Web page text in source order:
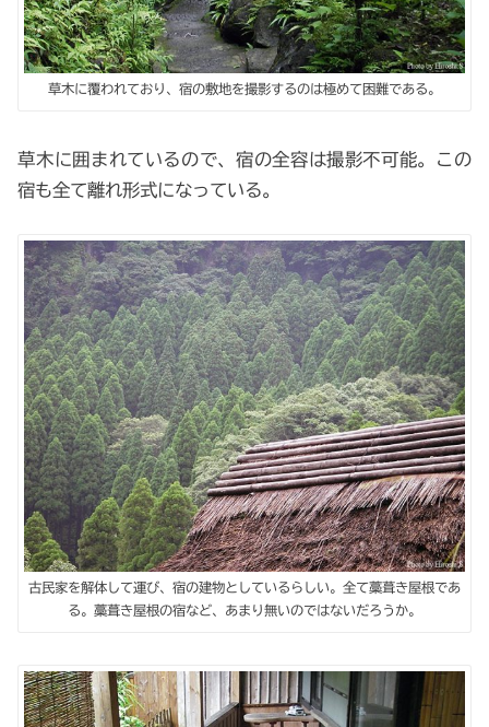
草木に覆われており、宿の敷地を撮影するのは極めて困難である。
草木に囲まれているので、宿の全容は撮影不可能。この
宿も全て離れ形式になっている。
古民家を解体して運び、宿の建物としているらしい。全て藁葺き屋根であ
る。藁葺き屋根の宿など、あまり無いのではないだろうか。